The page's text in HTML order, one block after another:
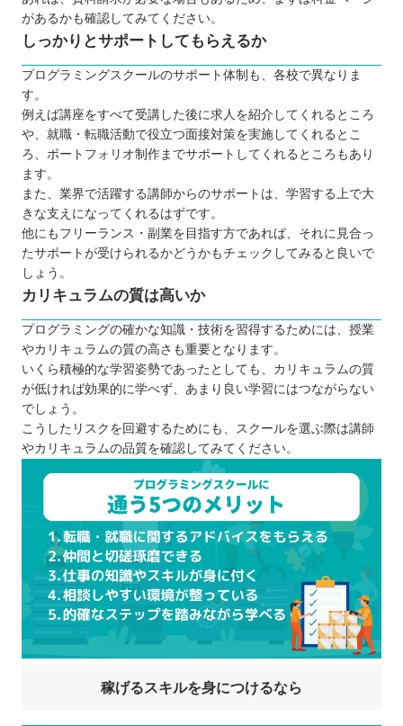
があるかも確認してみてください。
しっかりとサポートしてもらえるか
プログラミングスクールのサポート体制も、各校で異なりま
す。
例えば講座をすべて受講した後に求人を紹介してくれるところ
や、就職・転職活動で役立つ面接対策を実施してくれるとこ
ろ、ポートフォリオ制作までサポートしてくれるところもあり
ます。
また、業界で活躍する講師からのサポートは、学習する上で大
きな支えになってくれるはずです。
他にもフリーランス・副業を目指す方であれば、それに見合っ
たサポートが受けられるかどうかもチェックしてみると良いで
しょう。
カリキュラムの質は高いか
プログラミングの確かな知識・技術を習得するためには、授業
やカリキュラムの質の高さも重要となります。
いくら積極的な学習姿勢であったとしても、カリキュラムの質
が低ければ効果的に学べず、あまり良い学習にはつながらない
でしょう。
こうしたリスクを回避するためにも、スクールを選ぶ際は講師
やカリキュラムの品質を確認してみてください。
稼げるスキルを身につけるなら